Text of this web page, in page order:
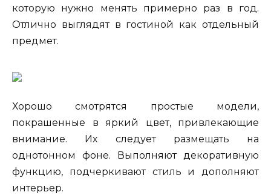
которую нужно менять примерно раз в год.
Отлично выглядят в гостиной как отдельный
предмет.
Хорошо смотрятся простые модели,
покрашенные в яркий цвет, привлекающие
внимание. Их следует размещать на
однотонном фоне. Выполняют декоративную
функцию, подчеркивают стиль и дополняют
интерьер.